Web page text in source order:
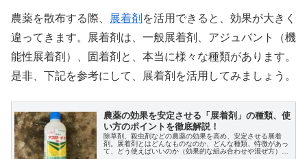
農薬を散布する際、 展着剤 を活用できると、効果が大きく
違ってきます。展着剤は、一般展着剤、アジュバント（機
能性展着剤）、固着剤と、本当に様々な種類があります。
是非、下記を参考にして、展着剤を活用してみましょう。
農薬の効果を安定させる「展着剤」の種類、使
い方のポイントを徹底解説！
除草剤、殺虫剤などの農薬の効果を高め、安定させる展着
剤。展着剤とはどんなものなのか、どんな種類、特徴があっ
て、どう使えばいいのか（効果的な組み合わせや混ぜ方）な